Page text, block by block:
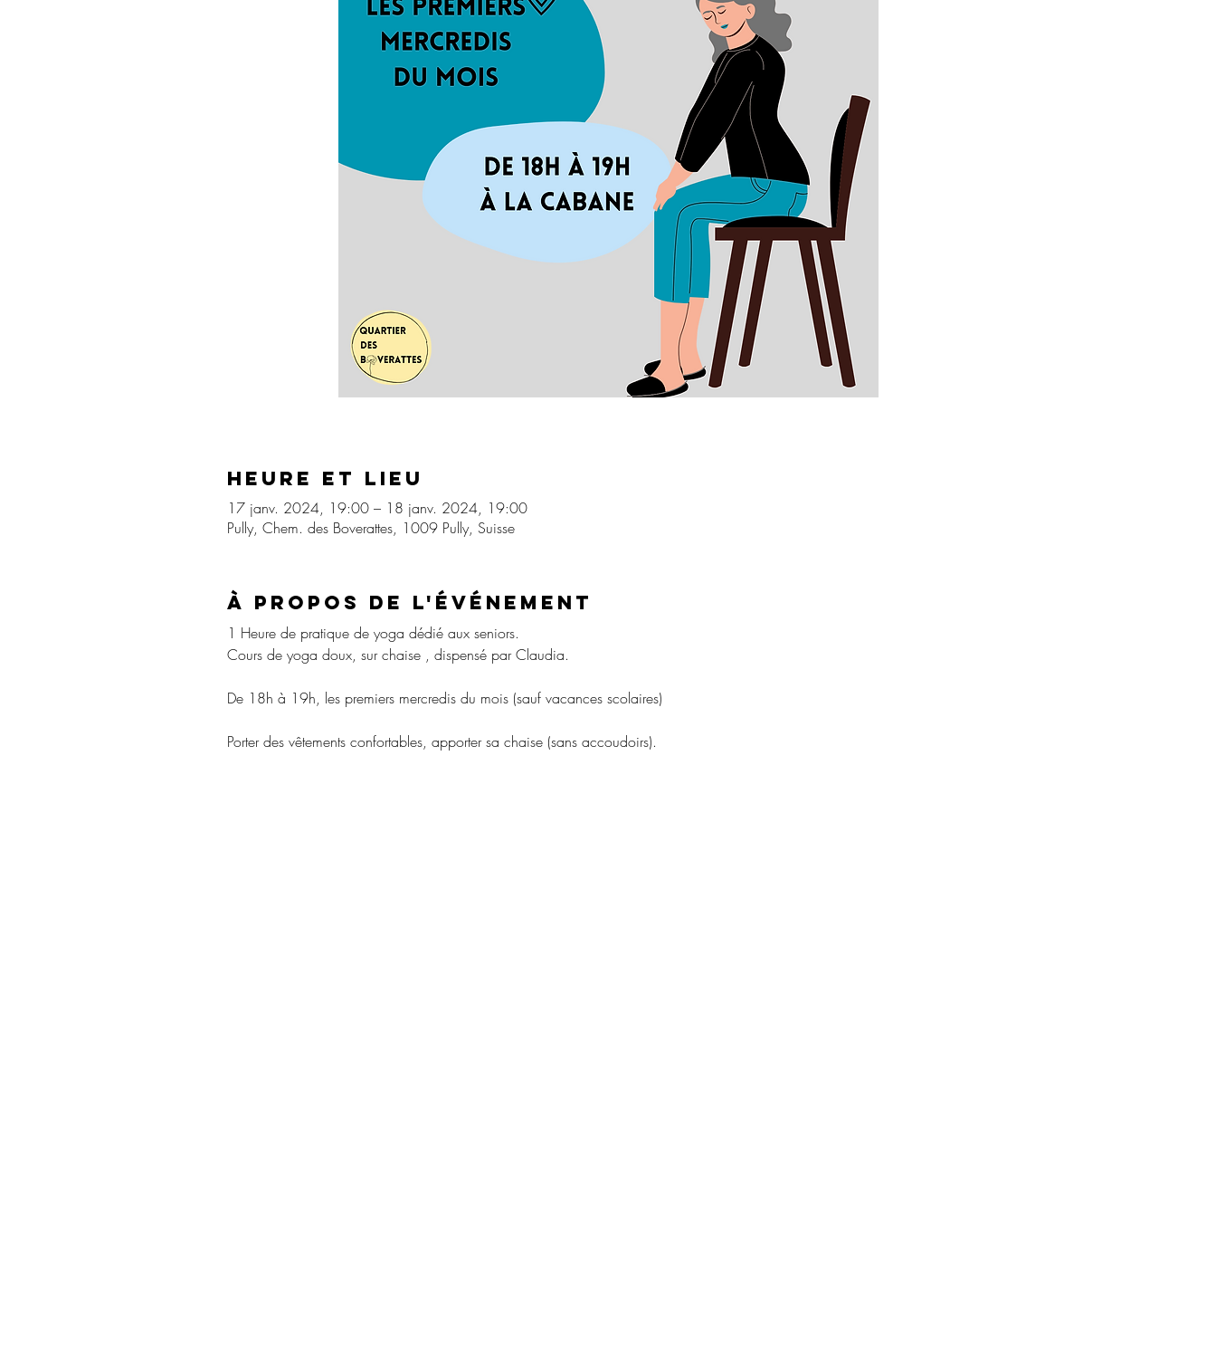
Heure et lieu
17 janv. 2024, 19:00 – 18 janv. 2024, 19:00
Pully, Chem. des Boverattes, 1009 Pully, Suisse
À propos de l'événement
1 Heure de pratique de yoga dédié aux seniors.
Cours de yoga doux, sur chaise , dispensé par Claudia.
De 18h à 19h, les premiers mercredis du mois (sauf vacances scolaires)
Porter des vêtements confortables, apporter sa chaise (sans accoudoirs).